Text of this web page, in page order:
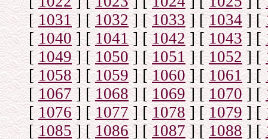
[1031] [1032] [1033] [1034] [
[1040] [1041] [1042] [1043] [
[1049] [1050] [1051] [1052] [
[1058] [1059] [1060] [1061] [
[1067] [1068] [1069] [1070] [
[1076] [1077] [1078] [1079] [
[1085] [1086] [1087] [1088] [